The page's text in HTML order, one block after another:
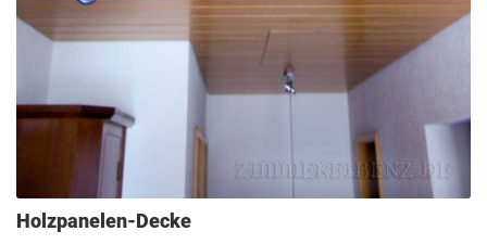
Holzpanelen-Decke